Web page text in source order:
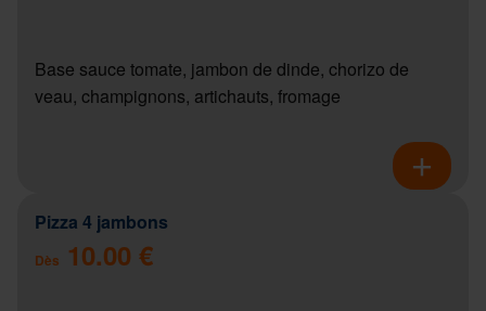
Base sauce tomate, jambon de dinde, chorizo de
veau, champignons, artichauts, fromage
Pizza 4 jambons
Dès 10.00 €